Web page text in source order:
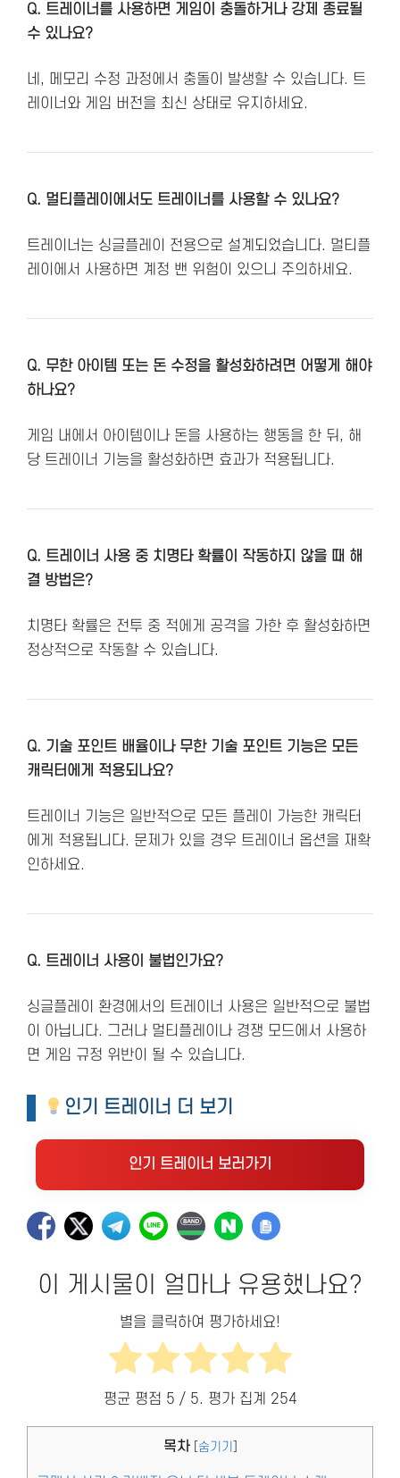
Q. 트레이너를 사용하면 게임이 충돌하거나 강제 종료될
수 있나요?
네, 메모리 수정 과정에서 충돌이 발생할 수 있습니다. 트
레이너와 게임 버전을 최신 상태로 유지하세요.
Q. 멀티플레이에서도 트레이너를 사용할 수 있나요?
트레이너는 싱글플레이 전용으로 설계되었습니다. 멀티플
레이에서 사용하면 계정 밴 위험이 있으니 주의하세요.
Q. 무한 아이템 또는 돈 수정을 활성화하려면 어떻게 해야
하나요?
게임 내에서 아이템이나 돈을 사용하는 행동을 한 뒤, 해
당 트레이너 기능을 활성화하면 효과가 적용됩니다.
Q. 트레이너 사용 중 치명타 확률이 작동하지 않을 때 해
결 방법은?
치명타 확률은 전투 중 적에게 공격을 가한 후 활성화하면
정상적으로 작동할 수 있습니다.
Q. 기술 포인트 배율이나 무한 기술 포인트 기능은 모든
캐릭터에게 적용되나요?
트레이너 기능은 일반적으로 모든 플레이 가능한 캐릭터
에게 적용됩니다. 문제가 있을 경우 트레이너 옵션을 재확
인하세요.
Q. 트레이너 사용이 불법인가요?
싱글플레이 환경에서의 트레이너 사용은 일반적으로 불법
이 아닙니다. 그러나 멀티플레이나 경쟁 모드에서 사용하
면 게임 규정 위반이 될 수 있습니다.
인기 트레이너 더 보기
인기 트레이너 보러가기
이 게시물이 얼마나 유용했나요?
별을 클릭하여 평가하세요!
평균 평점 5 / 5. 평가 집계 254
목차 숨기기